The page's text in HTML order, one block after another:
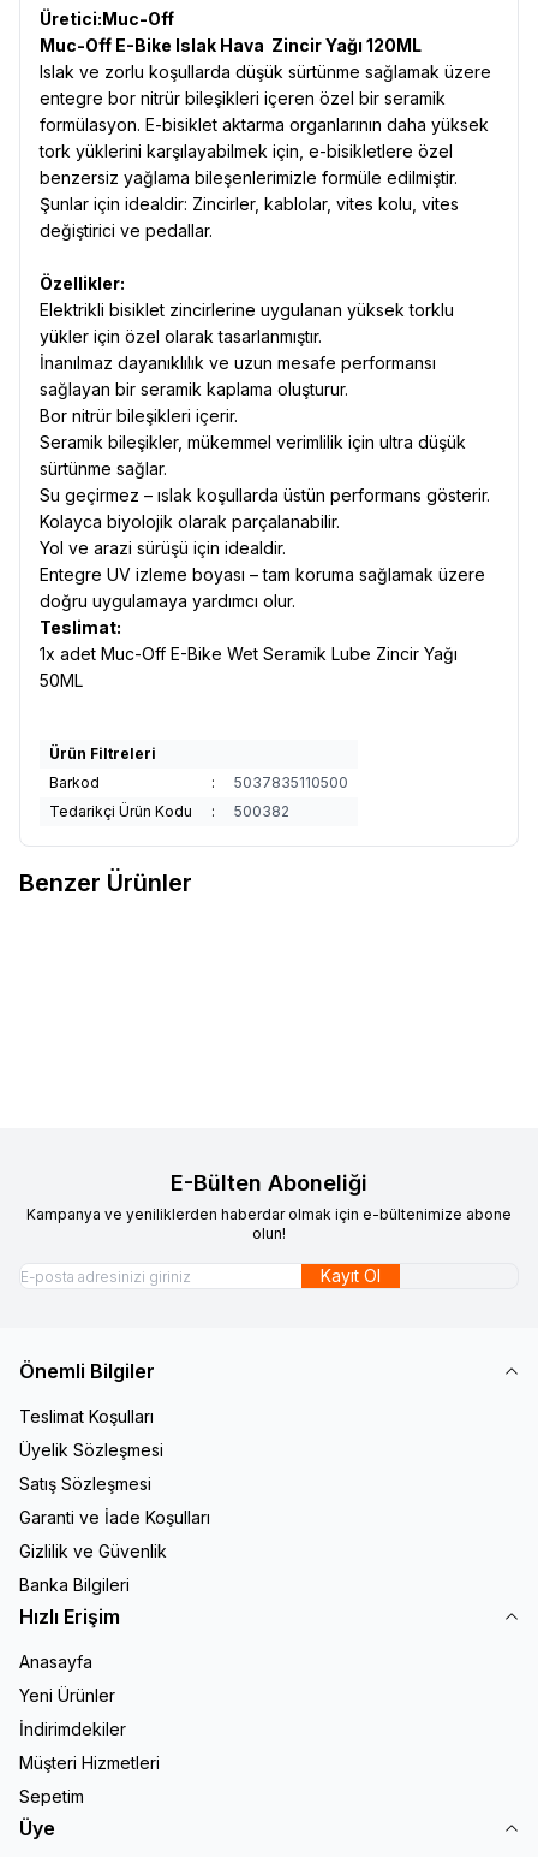
Üretici:Muc-Off
Muc-Off E-Bike Islak Hava Zincir Yağı 120ML
Islak ve zorlu koşullarda düşük sürtünme sağlamak üzere
entegre bor nitrür bileşikleri içeren özel bir seramik
formülasyon. E-bisiklet aktarma organlarının daha yüksek
tork yüklerini karşılayabilmek için, e-bisikletlere özel
benzersiz yağlama bileşenlerimizle formüle edilmiştir.
Şunlar için idealdir: Zincirler, kablolar, vites kolu, vites
değiştirici ve pedallar.
Özellikler:
Elektrikli bisiklet zincirlerine uygulanan yüksek torklu
yükler için özel olarak tasarlanmıştır.
İnanılmaz dayanıklılık ve uzun mesafe performansı
sağlayan bir seramik kaplama oluşturur.
Bor nitrür bileşikleri içerir.
Seramik bileşikler, mükemmel verimlilik için ultra düşük
sürtünme sağlar.
Su geçirmez – ıslak koşullarda üstün performans gösterir.
Kolayca biyolojik olarak parçalanabilir.
Yol ve arazi sürüşü için idealdir.
Entegre UV izleme boyası – tam koruma sağlamak üzere
doğru uygulamaya yardımcı olur.
Teslimat:
1x adet Muc-Off E-Bike Wet Seramik Lube Zincir Yağı
50ML
Ürün Filtreleri
Barkod
:
5037835110500
Tedarikçi Ürün Kodu
: 500382
Benzer Ürünler
E-Bülten Aboneliği
Kampanya ve yeniliklerden haberdar olmak için e-bültenimize abone
olun!
Kayıt Ol
Önemli Bilgiler
Teslimat Koşulları
Üyelik Sözleşmesi
Satış Sözleşmesi
Garanti ve İade Koşulları
Gizlilik ve Güvenlik
Banka Bilgileri
Hızlı Erişim
Anasayfa
Yeni Ürünler
İndirimdekiler
Müşteri Hizmetleri
Sepetim
Üye